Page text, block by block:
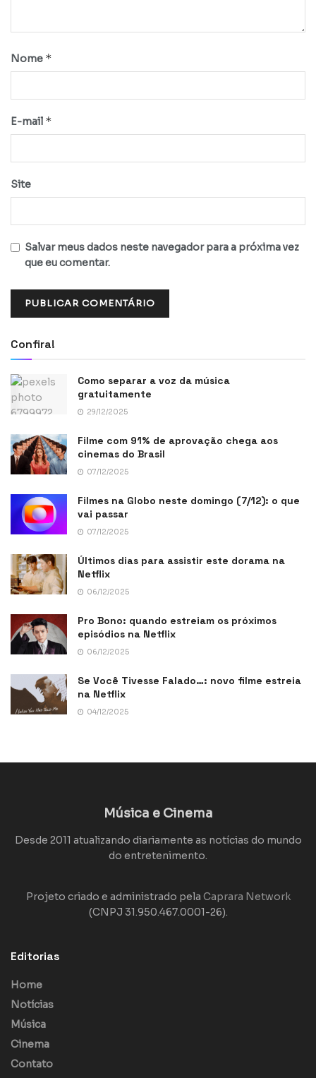
Nome *
E-mail *
Site
Salvar meus dados neste navegador para a próxima vez
que eu comentar.
Confira!
Como separar a voz da música
gratuitamente
29/12/2025
Filme com 91% de aprovação chega aos
cinemas do Brasil
07/12/2025
Filmes na Globo neste domingo (7/12): o que
vai passar
07/12/2025
Últimos dias para assistir este dorama na
Netflix
06/12/2025
Pro Bono: quando estreiam os próximos
episódios na Netflix
06/12/2025
Se Você Tivesse Falado…: novo filme estreia
na Netflix
04/12/2025
Música e Cinema
Desde 2011 atualizando diariamente as notícias do mundo
do entretenimento.
Projeto criado e administrado pela Caprara Network
(CNPJ 31.950.467.0001-26).
Editorias
Home
Notícias
Música
Cinema
Contato